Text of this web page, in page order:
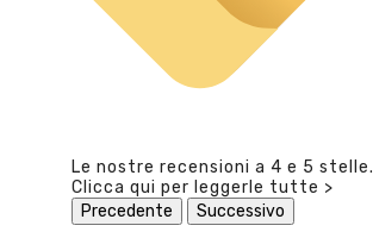
Le nostre recensioni a 4 e 5 stelle.
Clicca qui per leggerle tutte >
Precedente
Successivo